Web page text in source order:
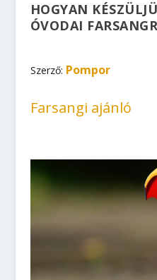
HOGYAN
ÓVODAI
Szerző: Pompor
Farsangi ajánló